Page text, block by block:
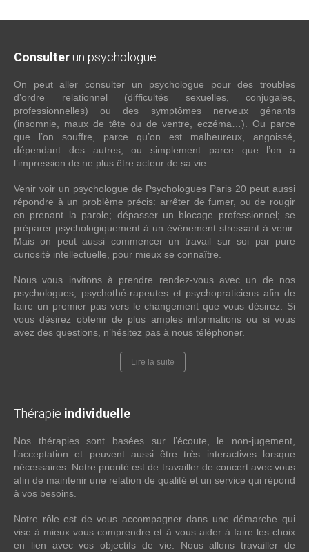
Consulter un psychologue
On peut aller consulter un psychologue pour des troubles
d’ordre relationnel (difficultés sexuelles, conjugales,
professionnelles) ou des symptômes nerveux gênants
(insomnie, maux de tête ou de ventre, eczéma…). Ou parce
que l’on souffre, parce qu’on est malheureux, angoissé,
dépendant des autres, ou simplement parce que l’on a
l’impression de ne plus être acteur de sa vie.
Venir voir un psychologue de Psychologues Paris 20 peut aussi
répondre à un problème précis: arrêter de fumer, ou de rougir
en prenant la parole; dépasser un blocage professionnel; se
préparer psychologiquement à un événement stressant à venir.
Mais on peut aussi commencer un travail sur soi par pure
curiosité intellectuelle, pour mieux se connaître.
Nous vous invitons à prendre rendez-vous avec un de nos
psychologues, psychothé-rapeutes et psychopraticiens afin de
faire un premier pas vers le changement que vous désirez. Si
vous désirez obtenir de plus amples informations ou si vous
avez des questions, n’hésitez pas à nous téléphoner.
Lire la suite
Thérapie individuelle
Nos thérapies sont basées sur l’écoute, le non-jugement,
l’acceptation et peuvent aussi être très interactives lorsque
nécessaires. Notre priorité est de travailler de concert avec vous
afin de maintenir une relation de qualité et un service qui répond
à vos besoins.
Notre rôle est de vous accompagner dans une démarche qui
vise à mieux vous comprendre et à vous aider à faire les choix
en lien avec vos objectifs de vie. Nous allons travailler de